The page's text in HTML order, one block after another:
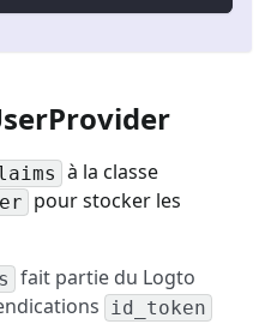
à la classe
pour stocker les
fait partie du Logto
id_token